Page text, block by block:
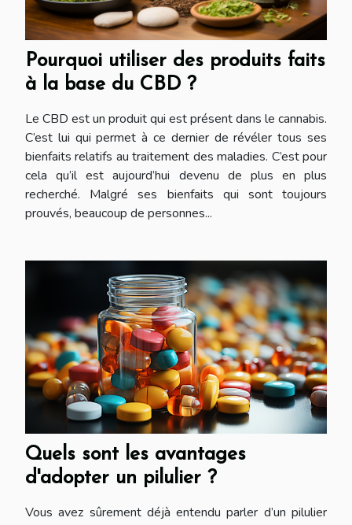
Pourquoi utiliser des produits faits
à la base du CBD ?
Le CBD est un produit qui est présent dans le cannabis.
C’est lui qui permet à ce dernier de révéler tous ses
bienfaits relatifs au traitement des maladies. C’est pour
cela qu’il est aujourd’hui devenu de plus en plus
recherché. Malgré ses bienfaits qui sont toujours
prouvés, beaucoup de personnes...
Quels sont les avantages
d'adopter un pilulier ?
Vous avez sûrement déjà entendu parler d’un pilulier